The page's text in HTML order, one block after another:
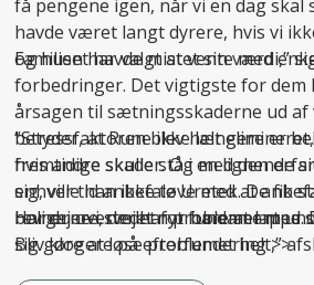
få pengene igen, når vi en dag
havde været langt dyrere, hvis vi
og huset havde mistet sin værdi,”
Familien har valgt at vente med
forbedringer. Det vigtigste for
årsagen til sætningsskaderne ud af
betyder, at Rune ikke længere er
fremtidige skader. Og med den
sig, ville han ikke tøve med at
boligejere, der har problemer med
“Stressfaktoren blev helt
hvis andre skulle stå i en lignende
enhver tid anbefale Uretek. De fik
revnerne i stedet for bare at lappe.
sig gøre at løse problemet helt,”
Har du overvejet nyt fundament
Bliv klogere påefterfundering >>